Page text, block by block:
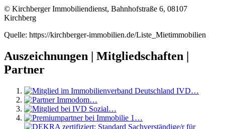
© Kirchberger Immobiliendienst, Bahnhofstraße 6, 08107
Kirchberg
Quelle: https://kirchberger-immobilien.de/Liste_Mietimmobilien
Auszeichnungen | Mitgliedschaften |
Partner